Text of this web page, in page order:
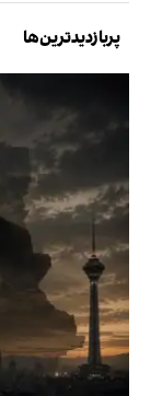
پربازدیدترین‌ها